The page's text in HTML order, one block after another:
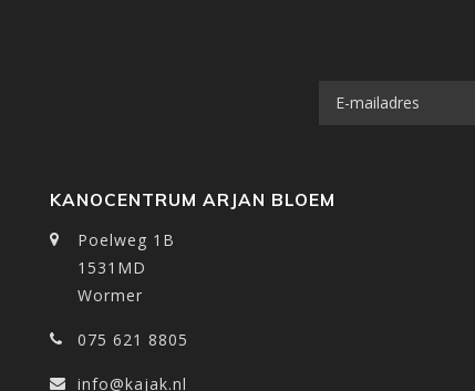
KANOCENTRUM ARJAN BLOEM
Poelweg 1B
1531MD
Wormer
075 621 8805
info@kajak.nl